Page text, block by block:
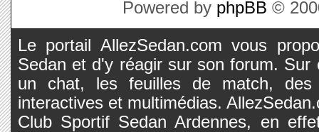
Powered by phpBB ©
Le portail AllezSedan.com vous
Sedan et d'y réagir sur son forum.
un chat, les feuilles de match, des
interactives et multimédias.
Club Sportif Sedan Ardennes, en